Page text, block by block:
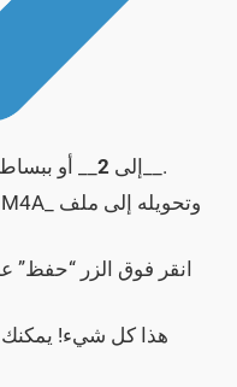
إلى 2 __ أو
__.
لتحميل M4A_ وتحويله إلى ملف
انقر فوق الزر “حفظ”
هذا كل شيء! يمكنك